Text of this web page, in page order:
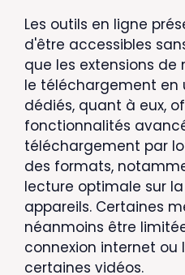
Les outils en ligne
d'être accessibles
que les extensions
le téléchargement en
dédiés, quant à eux,
fonctionnalités
téléchargement par
des formats,
lecture optimale sur
appareils. Certaines
néanmoins être
connexion internet ou
certaines vidéos.